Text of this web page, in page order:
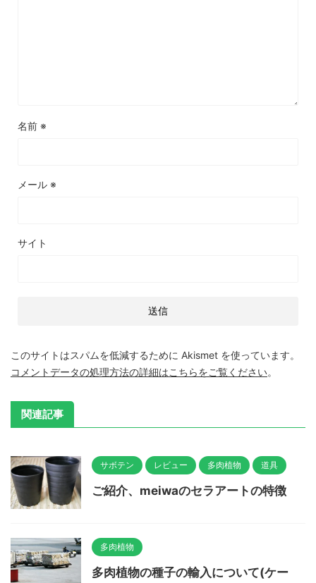
名前 ※
メール ※
サイト
このサイトはスパムを低減するために Akismet を使っています。
コメントデータの処理方法の詳細はこちらをご覧ください。
関連記事
サボテン レビュー 多肉植物 道具
ご紹介、meiwaのセラアートの特徴
多肉植物
多肉植物の種子の輸入について(ケー